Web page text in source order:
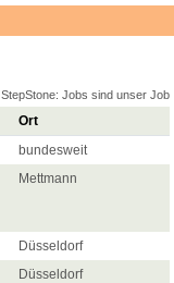
StepStone: Jobs sind unser Job
Ort
bundesweit
Mettmann
Düsseldorf
Düsseldorf